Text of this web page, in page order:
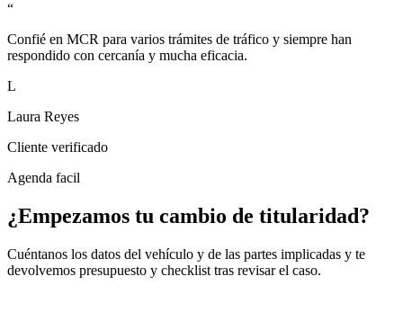
“
Confié en MCR para varios trámites de tráfico y siempre han
respondido con cercanía y mucha eficacia.
L
Laura Reyes
Cliente verificado
Agenda facil
¿Empezamos tu cambio de titularidad?
Cuéntanos los datos del vehículo y de las partes implicadas y te
devolvemos presupuesto y checklist tras revisar el caso.